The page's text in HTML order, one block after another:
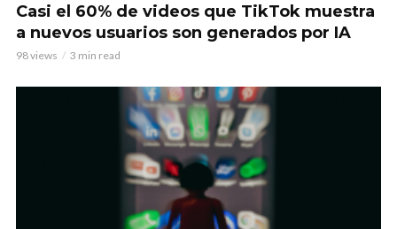
Casi el 60% de videos que TikTok muestra
a nuevos usuarios son generados por IA
98 views 3 min read